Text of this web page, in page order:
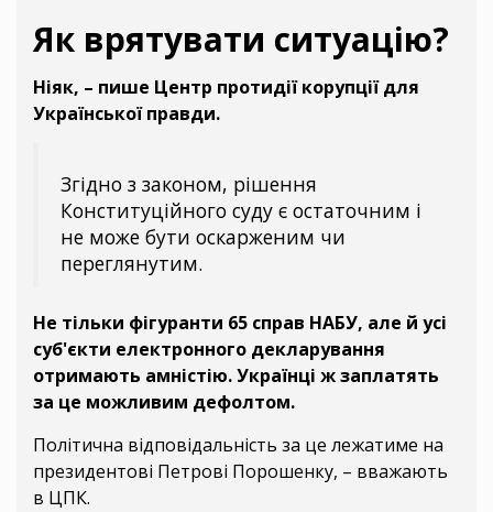
Як врятувати ситуацію?
Ніяк, – пише Центр протидії корупції для
Української правди.
Згідно з законом, рішення
Конституційного суду є остаточним і
не може бути оскарженим чи
переглянутим.
Не тільки фігуранти 65 справ НАБУ, але й усі
суб'єкти електронного декларування
отримають амністію. Українці ж заплатять
за це можливим дефолтом.
Політична відповідальність за це лежатиме на
президентові Петрові Порошенку, – вважають
в ЦПК.